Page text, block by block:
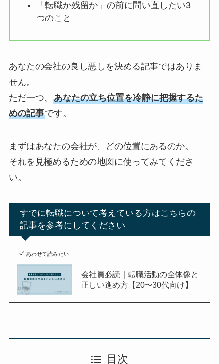
「転職か残留か」の前に問い直したい3
つのこと
あなたの会社の良し悪しを決める記事ではありま
せん。
ただ一つ、 あなたの立ち位置を冷静に把握するた
めの記事です。
まずはあなたの会社が、どの位置にあるのか。
それを見極めるための地図に使ってみてくださ
い。
すでに転職について考えている方はこちらの
記事を参考にしてください
あわせて読みたい
会社員必読｜転職活動の全体像と
正しい進め方【20〜30代向け】
目次